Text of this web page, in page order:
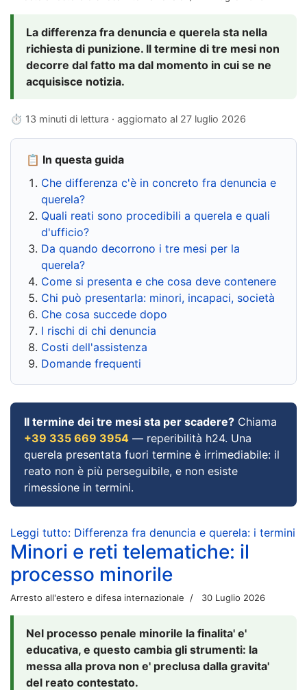
La differenza fra denuncia e querela sta nella
richiesta di punizione. Il termine di tre mesi non
decorre dal fatto ma dal momento in cui se ne
acquisisce notizia.
⏱ 13 minuti di lettura · aggiornato al 27 luglio 2026
📋 In questa guida
Che differenza c'è in concreto fra denuncia e
querela?
Quali reati sono procedibili a querela e quali
d'ufficio?
Da quando decorrono i tre mesi per la
querela?
Come si presenta e che cosa deve contenere
Chi può presentarla: minori, incapaci, società
Che cosa succede dopo
I rischi di chi denuncia
Costi dell'assistenza
Domande frequenti
Il termine dei tre mesi sta per scadere? Chiama
+39 335 669 3954 — reperibilità h24. Una
querela presentata fuori termine è irrimediabile: il
reato non è più perseguibile, e non esiste
rimessione in termini.
Leggi tutto: Differenza fra denuncia e querela: i termini
Minori e reti telematiche: il
processo minorile
Arresto all'estero e difesa internazionale 30 Luglio 2026
Nel processo penale minorile la finalita' e'
educativa, e questo cambia gli strumenti: la
messa alla prova non e' preclusa dalla gravita'
del reato contestato.